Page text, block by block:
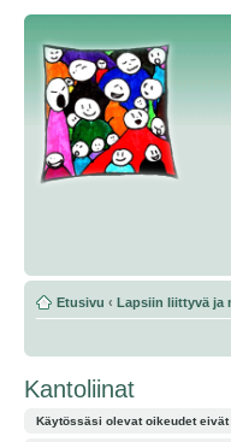
Etusivu ‹ Lapsiin liittyvä ja
Kantoliinat
Käytössäsi olevat oikeudet